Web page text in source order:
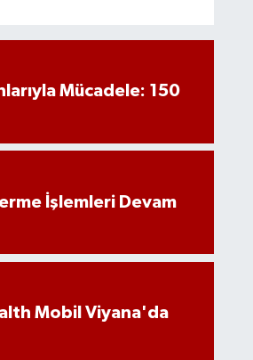
Mücadele: 150
İşlemleri Devam
Mobil Viyana'da